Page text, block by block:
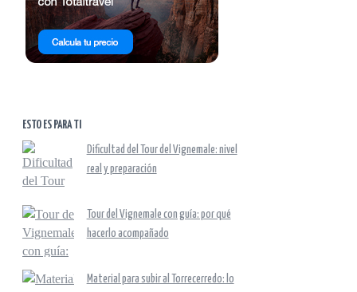
ESTO ES PARA TI
Dificultad del Tour del Vignemale: nivel
real y preparación
Tour del Vignemale con guía: por qué
hacerlo acompañado
Material para subir al Torrecerredo: lo